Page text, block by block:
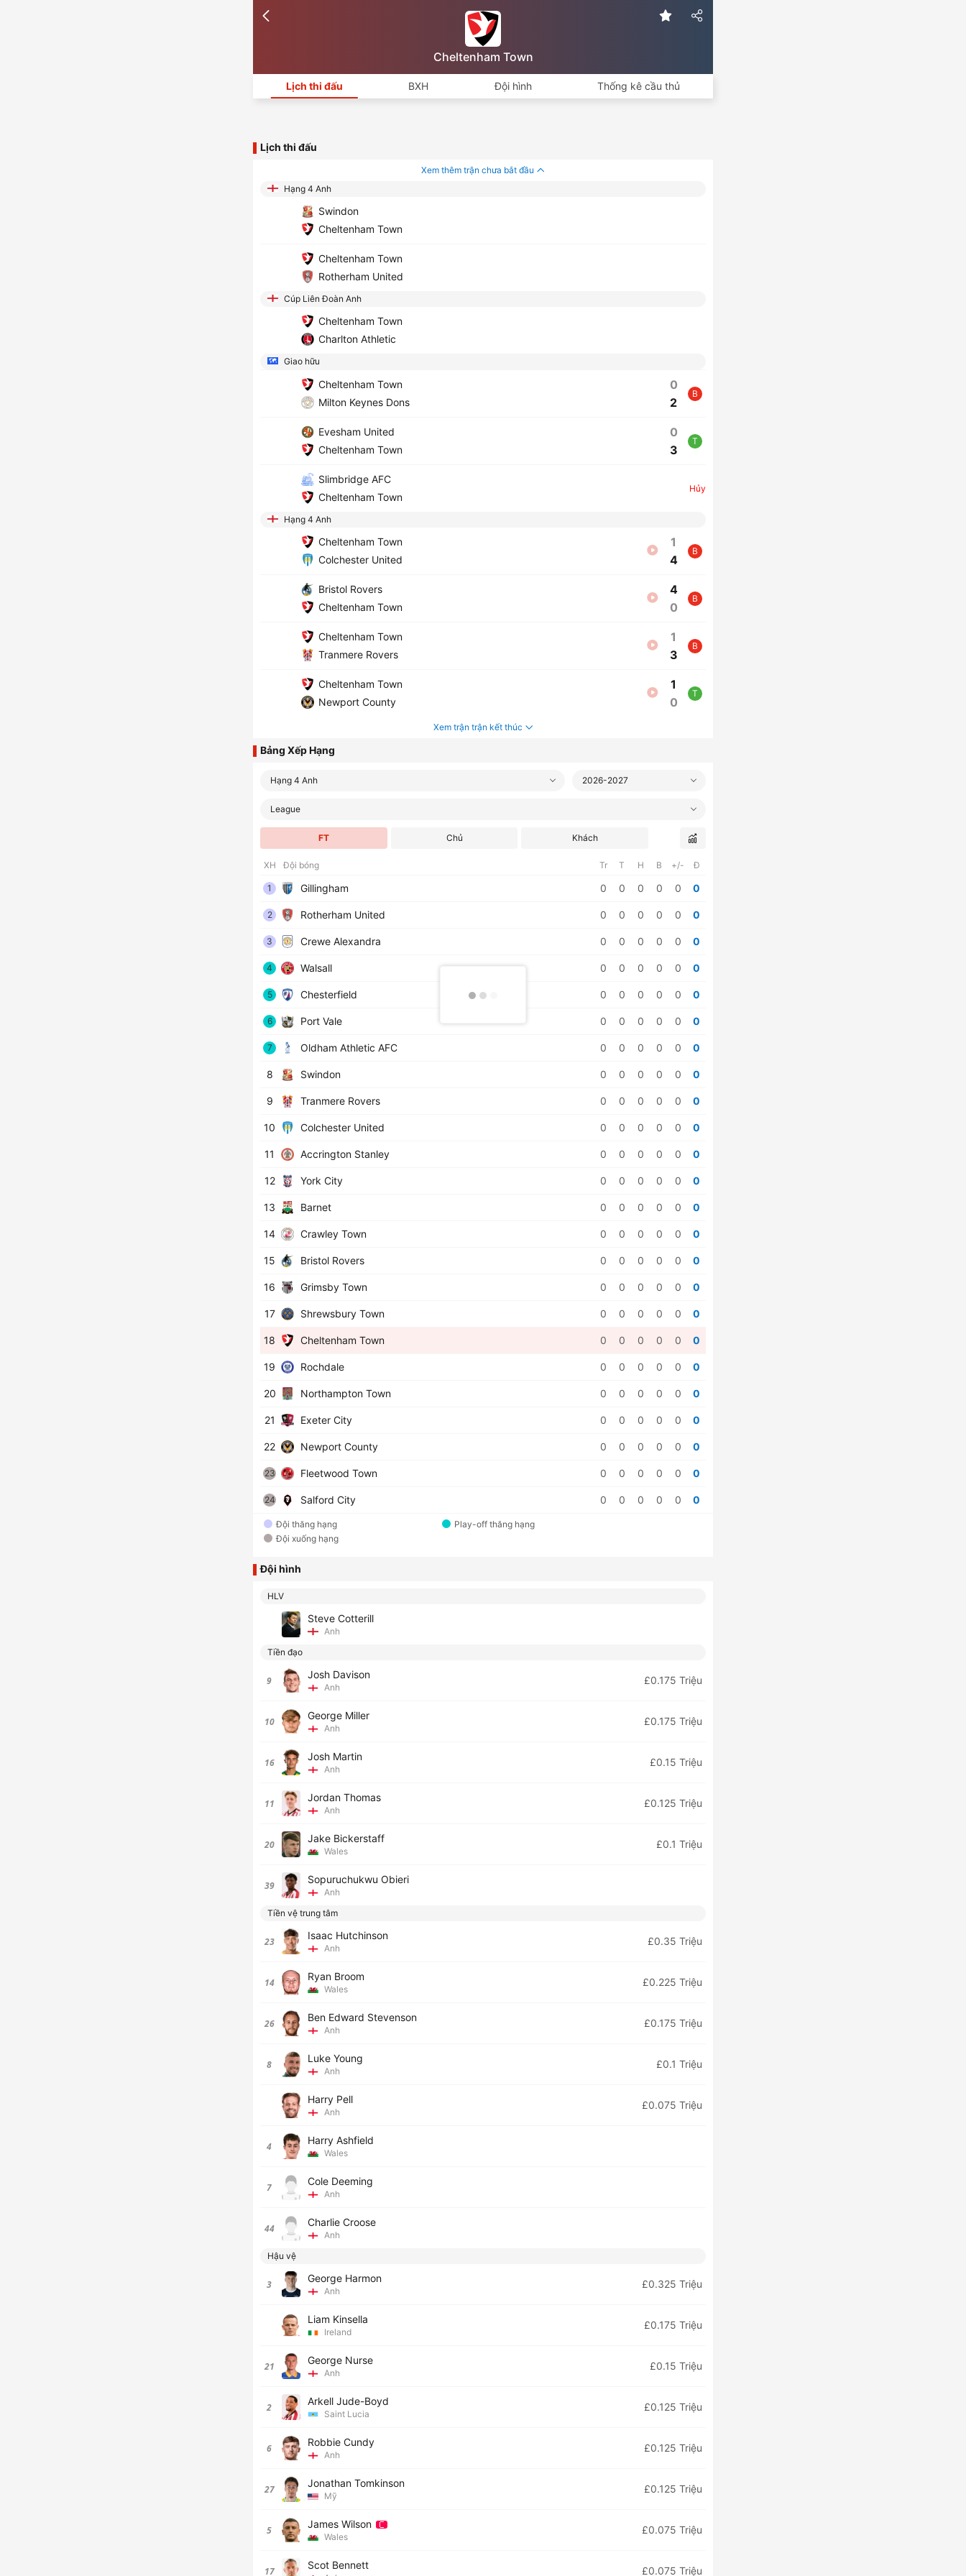
Cheltenham Town
Lịch thi đấu BXH Đội hình Thống kê cầu thủ
Lịch thi đấu
Xem thêm trận chưa bắt đầu
Hạng 4 Anh
Swindon
Cheltenham Town
Cheltenham Town
Rotherham United
Cúp Liên Đoàn Anh
Cheltenham Town
Charlton Athletic
Giao hữu
Cheltenham Town
Milton Keynes Dons
0
2
B
Evesham United
Cheltenham Town
0
3
T
Slimbridge AFC
Cheltenham Town
Hủy
Hạng 4 Anh
Cheltenham Town
Colchester United
1
4
B
Bristol Rovers
Cheltenham Town
4
0
B
Cheltenham Town
Tranmere Rovers
1
3
B
Cheltenham Town
Newport County
1
0
T
Xem trận trận kết thúc
Bảng Xếp Hạng
Hạng 4 Anh 2026-2027
League
FT Chủ Khách
XH Đội bóng Tr T H B +/- Đ
1 Gillingham 0 0 0 0 0 0
2 Rotherham United 0 0 0 0 0 0
3 Crewe Alexandra 0 0 0 0 0 0
4 Walsall 0 0 0 0 0 0
5 Chesterfield 0 0 0 0 0 0
6 Port Vale 0 0 0 0 0 0
7 Oldham Athletic AFC 0 0 0 0 0 0
8 Swindon 0 0 0 0 0 0
9 Tranmere Rovers 0 0 0 0 0 0
10 Colchester United 0 0 0 0 0 0
11 Accrington Stanley 0 0 0 0 0 0
12 York City 0 0 0 0 0 0
13 Barnet 0 0 0 0 0 0
14 Crawley Town 0 0 0 0 0 0
15 Bristol Rovers 0 0 0 0 0 0
16 Grimsby Town 0 0 0 0 0 0
17 Shrewsbury Town 0 0 0 0 0 0
18 Cheltenham Town 0 0 0 0 0 0
19 Rochdale 0 0 0 0 0 0
20 Northampton Town 0 0 0 0 0 0
21 Exeter City 0 0 0 0 0 0
22 Newport County 0 0 0 0 0 0
23 Fleetwood Town 0 0 0 0 0 0
24 Salford City 0 0 0 0 0 0
Đội thăng hạng
Play-off thăng hạng
Đội xuống hạng
Đội hình
HLV
Steve Cotterill
Anh
Tiền đạo
9 Josh Davison
Anh
£0.175 Triệu
10 George Miller
Anh
£0.175 Triệu
16 Josh Martin
Anh
£0.15 Triệu
11 Jordan Thomas
Anh
£0.125 Triệu
20 Jake Bickerstaff
Wales
£0.1 Triệu
39 Sopuruchukwu Obieri
Anh
Tiền vệ trung tâm
23 Isaac Hutchinson
Anh
£0.35 Triệu
14 Ryan Broom
Wales
£0.225 Triệu
26 Ben Edward Stevenson
Anh
£0.175 Triệu
8 Luke Young
Anh
£0.1 Triệu
Harry Pell
Anh
£0.075 Triệu
4 Harry Ashfield
Wales
7 Cole Deeming
Anh
44 Charlie Croose
Anh
Hậu vệ
3 George Harmon
Anh
£0.325 Triệu
Liam Kinsella
Ireland
£0.175 Triệu
21 George Nurse
Anh
£0.15 Triệu
2 Arkell Jude-Boyd
Saint Lucia
£0.125 Triệu
6 Robbie Cundy
Anh
£0.125 Triệu
27 Jonathan Tomkinson
Mỹ
£0.125 Triệu
5 James Wilson
Wales
£0.075 Triệu
17 Scot Bennett £0.075 Triệu